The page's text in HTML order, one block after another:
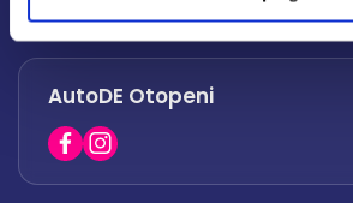
office.afumati@autode.ro
0730 063 852
0730 063 851
AutoDE Otopeni